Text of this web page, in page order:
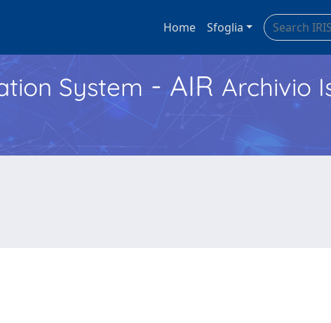
Home Sfoglia
System - AIR Archivio